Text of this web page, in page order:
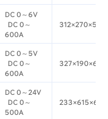
DC 0～6V
DC 0～
600A
312×270×501
DC 0～5V
DC 0～
600A
327×190×613
DC 0～24V
DC 0～
500A
233×615×674